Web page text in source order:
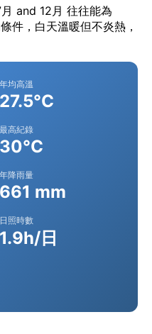
and 12月 往往能為
件，白天溫暖但不炎熱，
年均高溫
27.5°C
最高紀錄
30°C
年降雨量
661 mm
日照時數
1.9h/日